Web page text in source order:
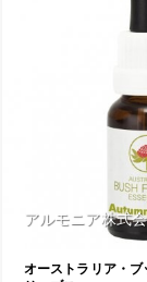
アルモニア株式
オーストラリア・